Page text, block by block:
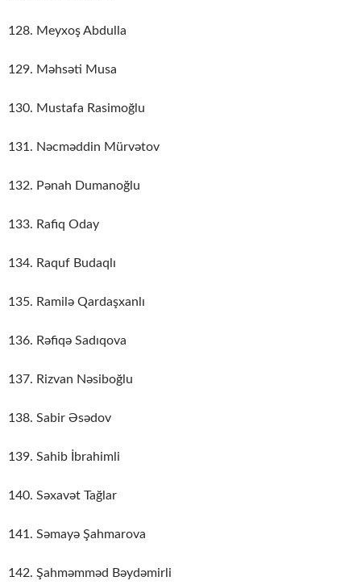
128. Meyxoş Abdulla
129. Məhsəti Musa
130. Mustafa Rasimoğlu
131. Nəcməddin Mürvətov
132. Pənah Dumanoğlu
133. Rafiq Oday
134. Raquf Budaqlı
135. Ramilə Qardaşxanlı
136. Rəfiqə Sadıqova
137. Rizvan Nəsiboğlu
138. Sabir Əsədov
139. Sahib İbrahimli
140. Səxavət Tağlar
141. Səmayə Şahmarova
142. Şahməmməd Bəydəmirli